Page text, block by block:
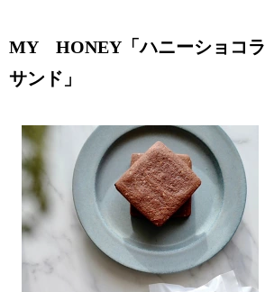
MY HONEY「ハニーショコラ
サンド」